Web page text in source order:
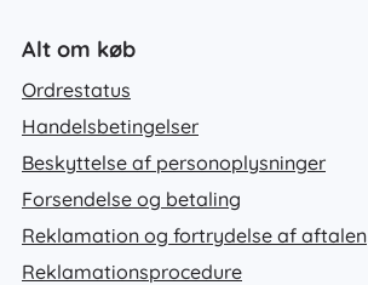
Alt om køb
Ordrestatus
Handelsbetingelser
Beskyttelse af personoplysninger
Forsendelse og betaling
Reklamation og fortrydelse af aftalen
Reklamationsprocedure